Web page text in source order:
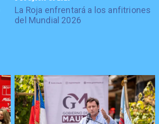
La Roja enfrentará a los anfitriones
del Mundial 2026